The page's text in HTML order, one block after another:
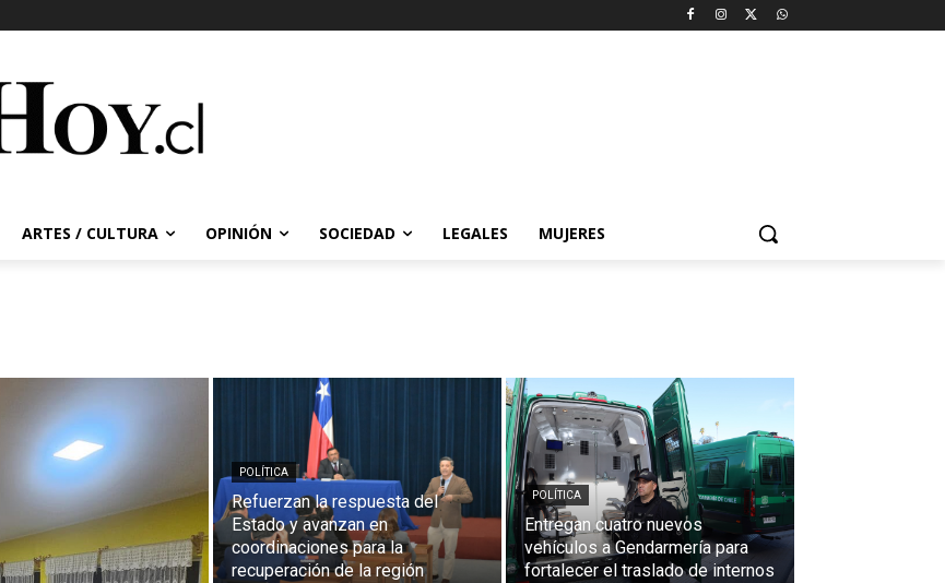
ARTES / CULTURA OPINIÓN SOCIEDAD LEGALES MUJERES
POLÍTICA
Refuerzan la respuesta del
Estado y avanzan en
coordinaciones para la
recuperación de la región
POLÍTICA
Entregan cuatro nuevos
vehículos a Gendarmería para
fortalecer el traslado de internos